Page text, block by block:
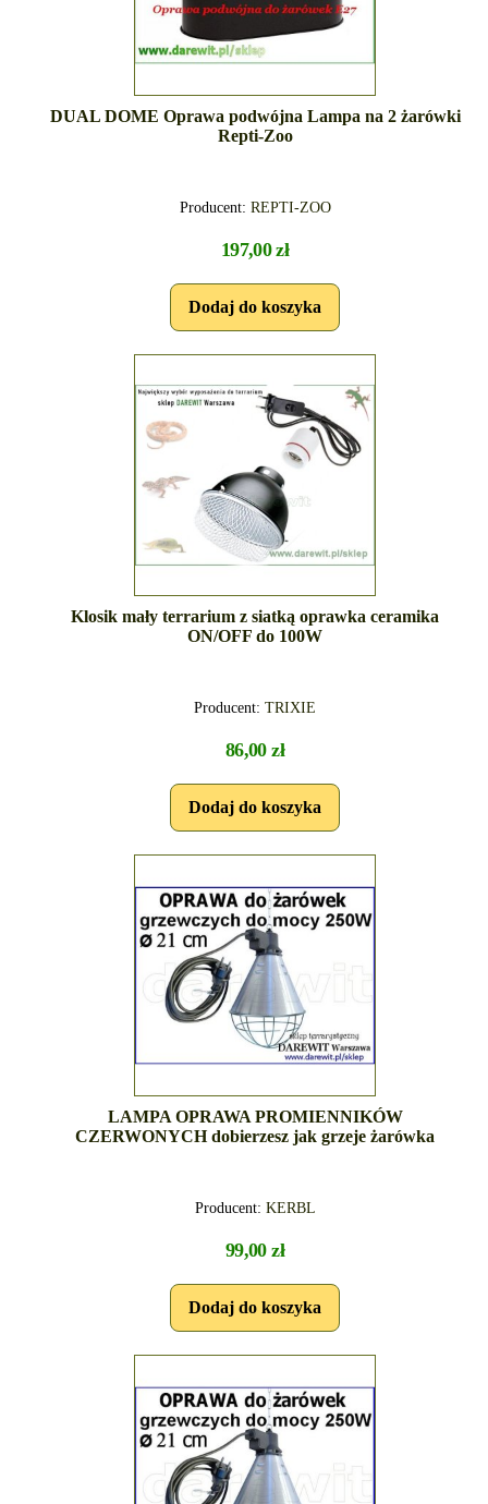
DUAL DOME Oprawa podwójna Lampa na 2 żarówki
Repti-Zoo
Producent: REPTI-ZOO
197,00 zł
Klosik mały terrarium z siatką oprawka ceramika
ON/OFF do 100W
Producent: TRIXIE
86,00 zł
LAMPA OPRAWA PROMIENNIKÓW
CZERWONYCH dobierzesz jak grzeje żarówka
Producent: KERBL
99,00 zł